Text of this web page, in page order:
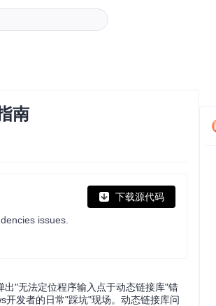
南
下载源代码
issues.
"无法定位程序输入点于动态链接库"错
发者的日常"踩坑"现场。动态链接库问